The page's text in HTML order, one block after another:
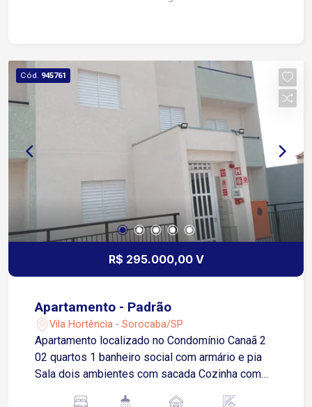
Cód. 945761
R$ 295.000,00 V
Apartamento - Padrão
Vila Hortência - Sorocaba/SP
Apartamento localizado no Condomínio Canaã 2
02 quartos 1 banheiro social com armário e pia
Sala dois ambientes com sacada Cozinha com